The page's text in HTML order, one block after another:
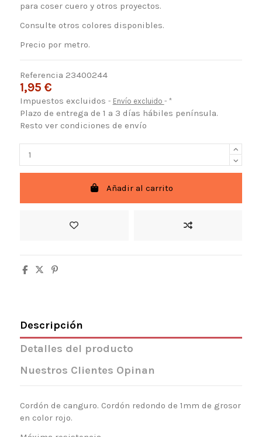
para coser cuero y otros proyectos.
Consulte otros colores disponibles.
Precio por metro.
Referencia 23400244
1,95 €
Impuestos excluidos Envío excluido *
Plazo de entrega de 1 a 3 días hábiles península.
Resto ver condiciones de envío
Añadir al carrito
Descripción
Detalles del producto
Nuestros Clientes Opinan
Cordón de canguro. Cordón redondo de 1mm de grosor
en color rojo.